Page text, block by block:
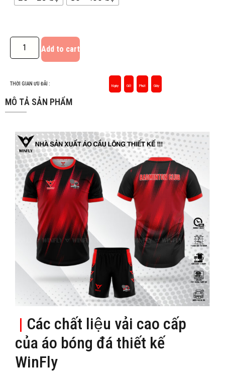
Add to cart
THỜI GIAN ƯU ĐÃI : Ngày Giờ Phút Giây
MÔ TẢ SẢN PHẨM
| Các chất liệu vải cao cấp
của áo bóng đá thiết kế
WinFly